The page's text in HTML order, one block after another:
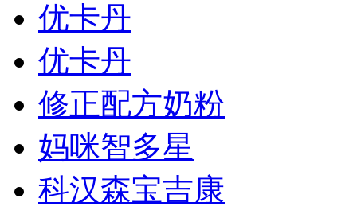
优卡丹
优卡丹
修正配方奶粉
妈咪智多星
科汉森宝吉康